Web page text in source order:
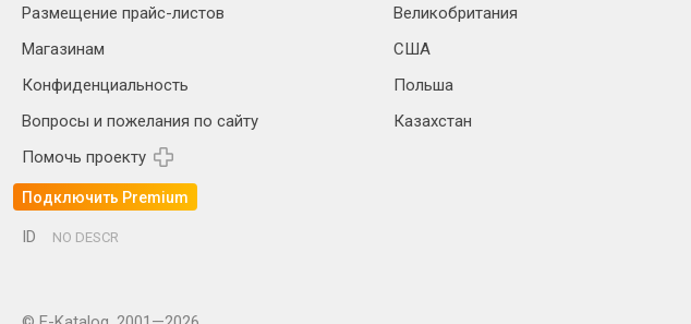
Размещение прайс-листов
Магазинам
Конфиденциальность
Вопросы и пожелания по сайту
Помочь проекту
Подключить Premium
Великобритания
США
Польша
Казахстан
ID NO DESCR